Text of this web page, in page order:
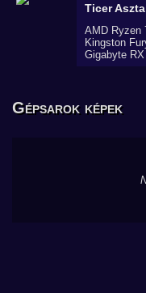
Ticer
AMD Ryzen
Kingston
Gigabyte
Gépsarok képek